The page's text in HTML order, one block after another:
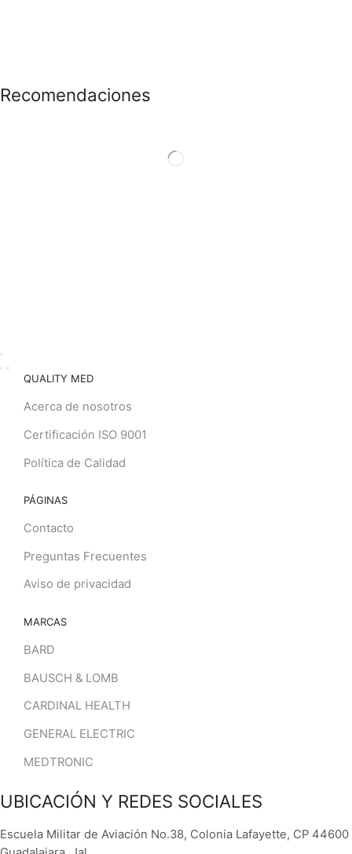
CONOCE LAS
Ver Productos
Recomendaciones
QUALITY MED
Acerca de nosotros
Certificación ISO 9001
Política de Calidad
PÁGINAS
Contacto
Preguntas Frecuentes
Aviso de privacidad
MARCAS
BARD
BAUSCH & LOMB
CARDINAL HEALTH
GENERAL ELECTRIC
MEDTRONIC
UBICACIÓN Y REDES SOCIALES
Escuela Militar de Aviación No.38, Colonia Lafayette, CP 44600